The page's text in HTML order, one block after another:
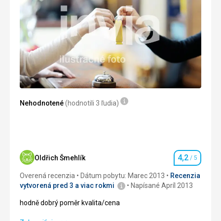
Ubytovanie
Celkový dojem z ubytovania bol vyhovujúci.
Služby
Celkový dojem: slabší priemer
Nehodnotené(hodnotili 3 ľudia)
Oldřich Šmehlík Hodnotenie
4,2 / 5
Overená recenzia Dátum pobytu: Marec 2013
Recenzia
vytvorená pred 3 a viac rokmi
Napísané Apríl 2013
hodně dobrý poměr kvalita/cena